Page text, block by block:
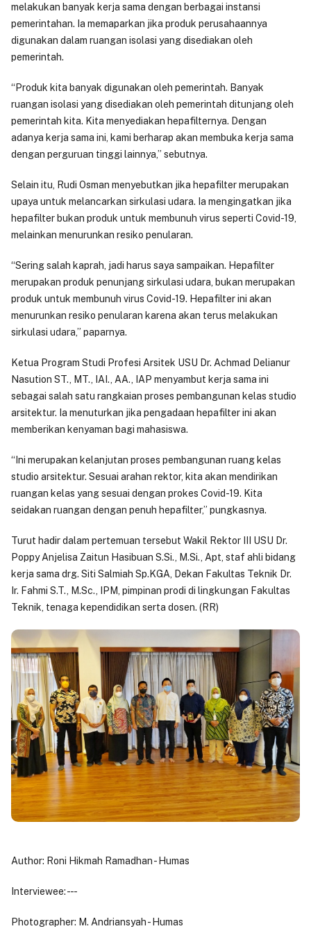
melakukan banyak kerja sama dengan berbagai instansi
pemerintahan. Ia memaparkan jika produk perusahaannya
digunakan dalam ruangan isolasi yang disediakan oleh
pemerintah.
“Produk kita banyak digunakan oleh pemerintah. Banyak
ruangan isolasi yang disediakan oleh pemerintah ditunjang oleh
pemerintah kita. Kita menyediakan hepafilternya. Dengan
adanya kerja sama ini, kami berharap akan membuka kerja sama
dengan perguruan tinggi lainnya,” sebutnya.
Selain itu, Rudi Osman menyebutkan jika hepafilter merupakan
upaya untuk melancarkan sirkulasi udara. Ia mengingatkan jika
hepafilter bukan produk untuk membunuh virus seperti Covid-19,
melainkan menurunkan resiko penularan.
“Sering salah kaprah, jadi harus saya sampaikan. Hepafilter
merupakan produk penunjang sirkulasi udara, bukan merupakan
produk untuk membunuh virus Covid-19. Hepafilter ini akan
menurunkan resiko penularan karena akan terus melakukan
sirkulasi udara,” paparnya.
Ketua Program Studi Profesi Arsitek USU Dr. Achmad Delianur
Nasution ST., MT., IAI., AA., IAP menyambut kerja sama ini
sebagai salah satu rangkaian proses pembangunan kelas studio
arsitektur. Ia menuturkan jika pengadaan hepafilter ini akan
memberikan kenyaman bagi mahasiswa.
“Ini merupakan kelanjutan proses pembangunan ruang kelas
studio arsitektur. Sesuai arahan rektor, kita akan mendirikan
ruangan kelas yang sesuai dengan prokes Covid-19. Kita
seidakan ruangan dengan penuh hepafilter,” pungkasnya.
Turut hadir dalam pertemuan tersebut Wakil Rektor III USU Dr.
Poppy Anjelisa Zaitun Hasibuan S.Si., M.Si., Apt, staf ahli bidang
kerja sama drg. Siti Salmiah Sp.KGA, Dekan Fakultas Teknik Dr.
Ir. Fahmi S.T., M.Sc., IPM, pimpinan prodi di lingkungan Fakultas
Teknik, tenaga kependidikan serta dosen. (RR)
Author: Roni Hikmah Ramadhan - Humas
Interviewee: - - -
Photographer: M. Andriansyah - Humas